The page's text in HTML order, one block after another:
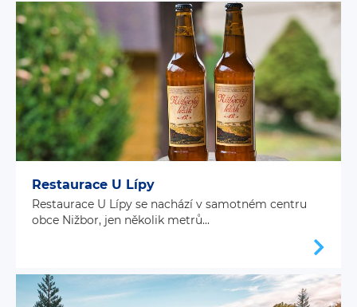
Restaurace U Lípy
Restaurace U Lípy se nachází v samotném centru
obce Nižbor, jen několik metrů...